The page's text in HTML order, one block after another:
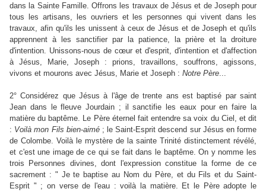
dans la Sainte Famille. Offrons les travaux de Jésus et de Joseph pour
tous les artisans, les ouvriers et les personnes qui vivent dans les
travaux, afin qu'ils les unissent à ceux de Jésus et de Joseph et qu'ils
apprennent à les sanctifier par la patience, la prière et la droiture
d'intention. Unissons-nous de cœur et d'esprit, d'intention et d'affection
à Jésus, Marie, Joseph : prions, travaillons, souffrons, agissons,
vivons et mourons avec Jésus, Marie et Joseph : Notre Père...
2° Considérez que Jésus à l'âge de trente ans est baptisé par saint
Jean dans le fleuve Jourdain ; il sanctifie les eaux pour en faire la
matière du baptême. Le Père éternel fait entendre sa voix du Ciel, et dit
: Voilà mon Fils bien-aimé ; le Saint-Esprit descend sur Jésus en forme
de Colombe. Voilà le mystère de la sainte Trinité distinctement révélé,
et c'est une image de ce qui se fait dans le baptême. On y nomme les
trois Personnes divines, dont l'expression constitue la forme de ce
sacrement : " Je te baptise au Nom du Père, et du Fils et du Saint-
Esprit " ; on verse de l'eau : voilà la matière. Et le Père adopte le